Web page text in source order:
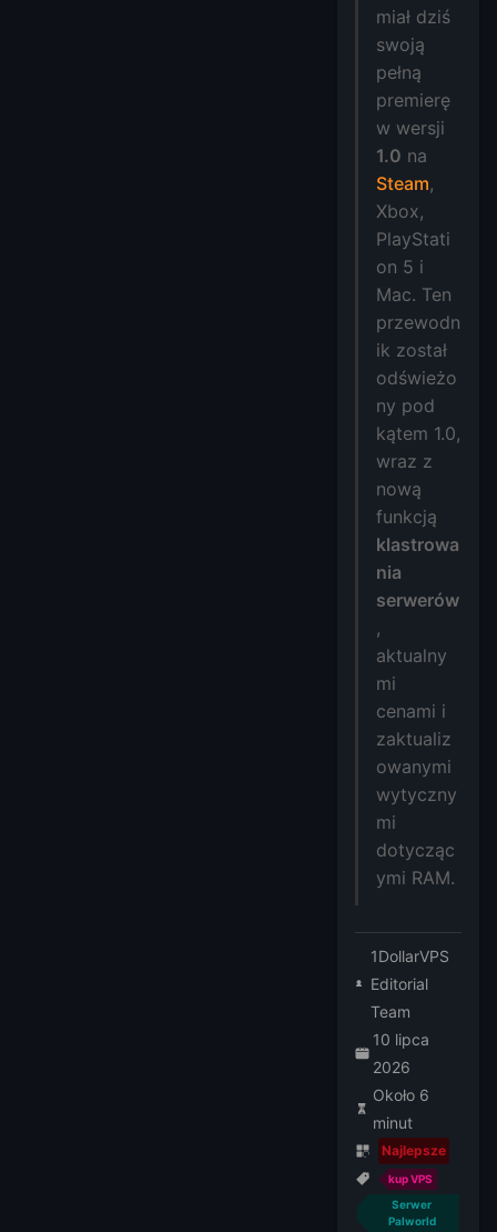
miał dziś
swoją
pełną
premierę
w wersji
1.0 na
Steam,
Xbox,
PlayStati
on 5 i
Mac. Ten
przewodn
ik został
odświeżo
ny pod
kątem 1.0,
wraz z
nową
funkcją
klastrowa
nia
serwerów
,
aktualny
mi
cenami i
zaktualiz
owanymi
wytyczny
mi
dotycząc
ymi RAM.
1DollarVPS
Editorial
Team
10 lipca
2026
Około 6
minut
Najlepsze
kup VPS
Serwer
Palworld